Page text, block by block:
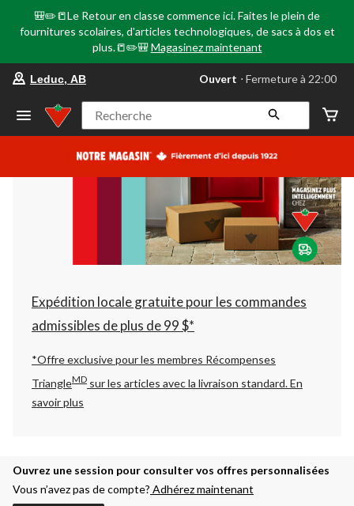
🎒✏️📒Le Retour en classe commence ici. Faites le plein de
fournitures scolaires, d'articles technologiques, de sacs à dos et
plus.📒✏️🎒 Magasinez maintenant
votre
préféré
Leduc,
AB,
courament
Fermeture
à
22:00
cliquer
pour
changer
Leduc, AB Ouvert ⋅ Fermeture à 22:00
Recherche
Expédition locale gratuite pour les commandes
admissibles de plus de 99 $*
*Offre exclusive pour les membres Récompenses
TriangleMD sur les articles avec la livraison standard.En
savoir plus
Ouvrez une session pour consulter vos offres personnalisées
Vous n’avez pas de compte? Adhérez maintenant